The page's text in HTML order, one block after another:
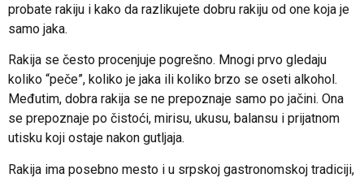
probate rakiju i kako da razlikujete dobru rakiju od one koja je
samo jaka.
Rakija se često procenjuje pogrešno. Mnogi prvo gledaju
koliko “peče”, koliko je jaka ili koliko brzo se oseti alkohol.
Međutim, dobra rakija se ne prepoznaje samo po jačini. Ona
se prepoznaje po čistoći, mirisu, ukusu, balansu i prijatnom
utisku koji ostaje nakon gutljaja.
Rakija ima posebno mesto i u srpskoj gastronomskoj tradiciji,